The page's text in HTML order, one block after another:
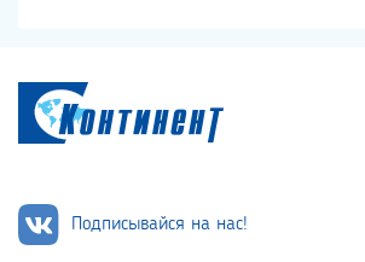
Подписывайся на нас!